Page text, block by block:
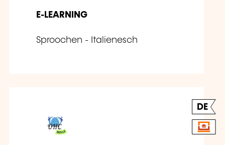
E-LEARNING
Sproochen - Italienesch
DE